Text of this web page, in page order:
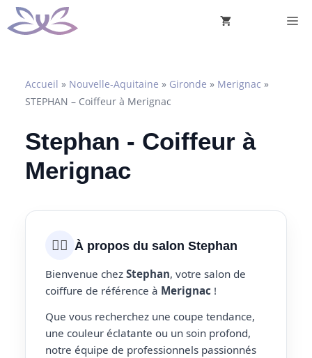
Aller
au
Accueil » Nouvelle-Aquitaine » Gironde » Merignac »
STEPHAN – Coiffeur à Merignac
Stephan - Coiffeur à
Merignac
💇‍♀️ À propos du salon Stephan
Bienvenue chez Stephan, votre salon de
coiffure de référence à Merignac !
Que vous recherchez une coupe tendance,
une couleur éclatante ou un soin profond,
notre équipe de professionnels passionnés